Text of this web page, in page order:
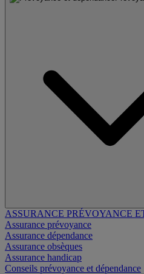
ASSURANCE PRÉVOYANCE
Assurance prévoyance
Assurance dépendance
Assurance obsèques
Assurance handicap
Conseils prévoyance et dépendance